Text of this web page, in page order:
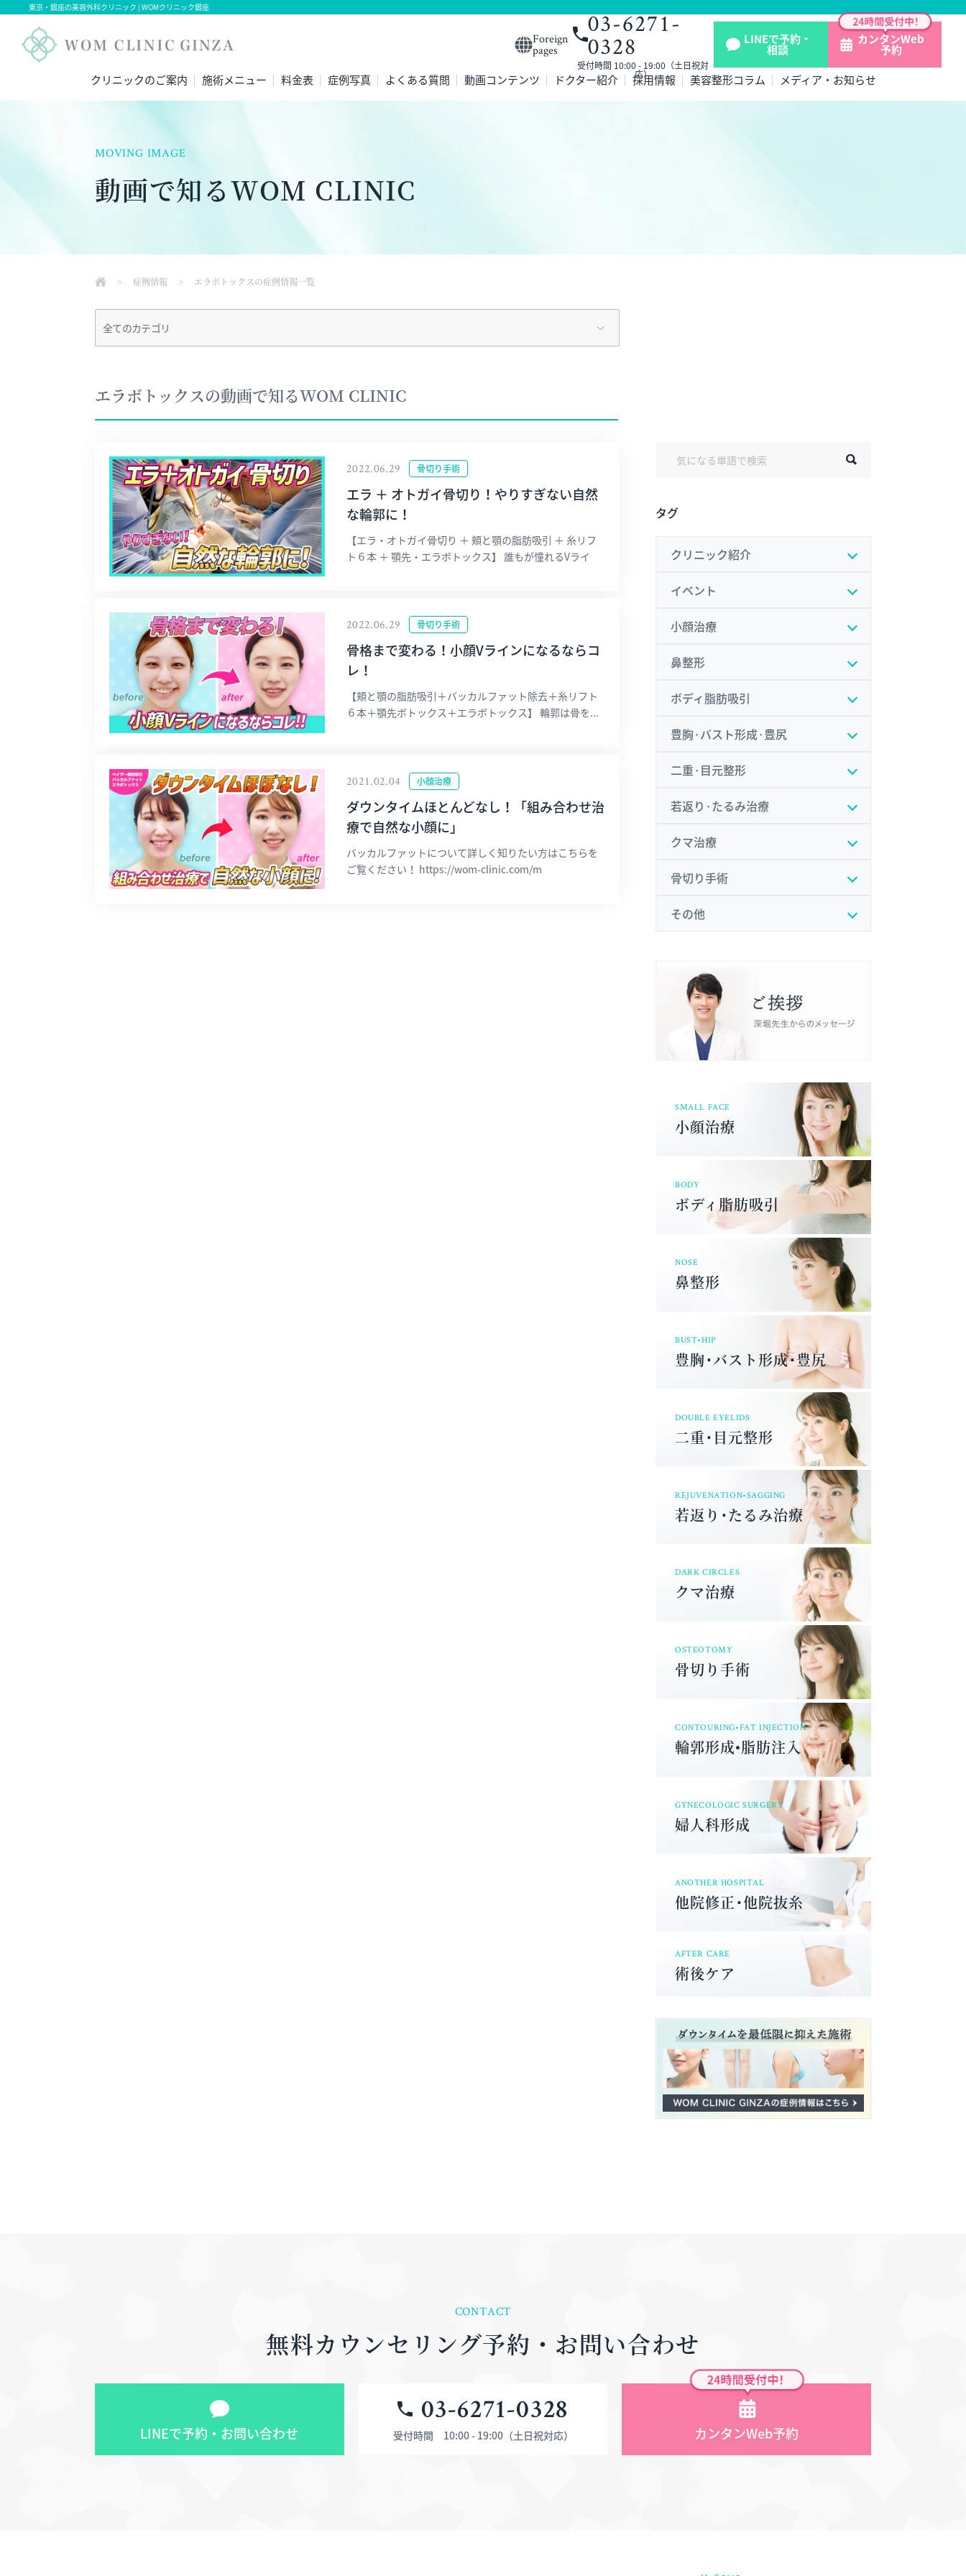
東京・銀座の美容外科クリニック | WOMクリニック銀座
Foreign
pages
03-6271-
0328
受付時間 10:00 - 19:00（土日祝対
応）
LINEで予約・
相談
カンタンWeb
予約
クリニックのご案内
施術メニュー 料金表 症例写真 よくある質問 動画コンテンツ ドクター紹介 採用情報 美容整形コラム メディア・お知らせ
MOVING IMAGE
動画で知るWOM CLINIC
> 症例情報 > エラボトックスの症例情報一覧
エラボトックスの動画で知るWOM CLINIC
2022.06.29 骨切り手術
エラ ＋ オトガイ骨切り！やりすぎない自然
な輪郭に！
【エラ・オトガイ骨切り ＋ 頬と顎の脂肪吸引 ＋ 糸リフ
ト６本 ＋ 顎先・エラボトックス】 誰もが憧れるVライ
2022.06.29 骨切り手術
骨格まで変わる！小顔Vラインになるならコ
レ！
【頬と顎の脂肪吸引＋バッカルファット除去＋糸リフト
６本＋顎先ボトックス＋エラボトックス】 輪郭は骨を...
2021.02.04 小顔治療
ダウンタイムほとんどなし！「組み合わせ治
療で自然な小顔に」
バッカルファットについて詳しく知りたい方はこちらを
ご覧ください！ https://wom-clinic.com/m
タグ
クリニック紹介
イベント
小顔治療
鼻整形
ボディ脂肪吸引
豊胸·バスト形成·豊尻
二重·目元整形
若返り·たるみ治療
クマ治療
骨切り手術
その他
SMALL FACE
小顔治療
BODY
ボディ脂肪吸引
NOSE
鼻整形
BUST•HIP
豊胸･バスト形成･豊尻
DOUBLE EYELIDS
二重･目元整形
REJUVENATION•SAGGING
若返り･たるみ治療
DARK CIRCLES
クマ治療
OSTEOTOMY
骨切り手術
CONTOURING•FAT INJECTION
輪郭形成•脂肪注入
GYNECOLOGIC SURGERY
婦人科形成
ANOTHER HOSPITAL
他院修正･他院抜糸
AFTER CARE
術後ケア
CONTACT
無料カウンセリング予約・ お問い合わせ
LINEで予約・お問い合わせ
03-6271-0328
受付時間 10:00 - 19:00（土日祝対応） カンタンWeb予約